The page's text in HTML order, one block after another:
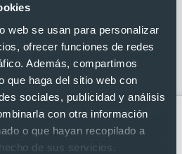
web se usan para personalizar
ofrecer funciones de redes
Además, compartimos
que haga del sitio web con
sociales, publicidad y análisis
con otra información
o que hayan recopilado a
de sus servicios.
con Carpeta
y
23,5 x 31 x